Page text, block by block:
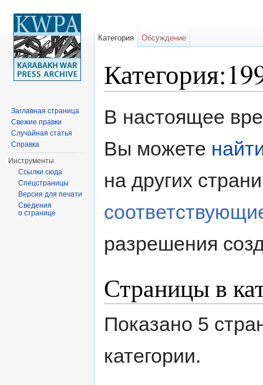
В настоящее
Вы можете
на других
разрешения
Страницы в
Показано 5
категории.
Категория Обсуждение
Заглавная страница
Свежие правки
Случайная статья
Справка
Инструменты
Ссылки сюда
Спецстраницы
Версия для печати
Сведения
о странице